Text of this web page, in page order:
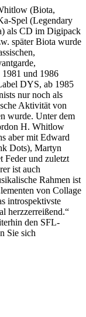
(Biota,
Spel (Legendary
als CD im Digipack
später Biota wurde
und 1986
DYS, ab 1985
nur noch als
Aktivität von
wurde. Unter dem
H. Whitlow
aber mit Edward
Dots), Martyn
Feder und zuletzt
ist auch
Rahmen ist
von Collage
introspektivste
herzzerreißend.“
den SFL-
Sie sich